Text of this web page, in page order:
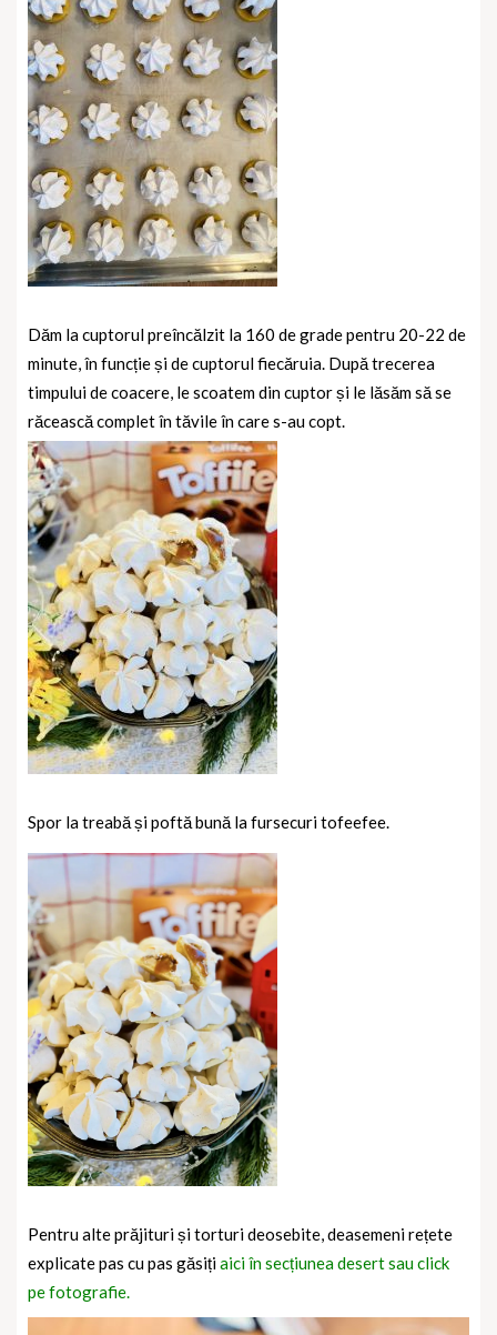
Dăm la cuptorul preîncălzit la 160 de grade pentru 20-22 de
minute, în funcție și de cuptorul fiecăruia. După trecerea
timpului de coacere, le scoatem din cuptor și le lăsăm să se
răcească complet în tăvile în care s-au copt.
Spor la treabă și poftă bună la fursecuri tofeefee.
Pentru alte prăjituri și torturi deosebite, deasemeni rețete
explicate pas cu pas găsițiaici în secțiunea desert sau click
pe fotografie.